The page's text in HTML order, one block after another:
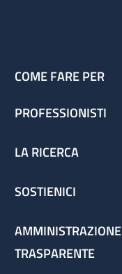
COME FARE PER
PROFESSIONISTI
LA RICERCA
SOSTIENICI
AMMINISTRAZIONE
TRASPARENTE